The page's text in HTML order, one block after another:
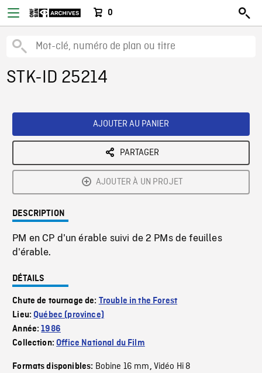
0
STK-ID 25214
AJOUTER AU PANIER
PARTAGER
AJOUTER À UN PROJET
DESCRIPTION
PM en CP d'un érable suivi de 2 PMs de feuilles
d'érable.
DÉTAILS
Chute de tournage de: Trouble in the Forest
Lieu:Québec (province)
Année:1986
Collection:Office National du Film
Formats disponibles: Bobine 16 mm, Vidéo Hi 8